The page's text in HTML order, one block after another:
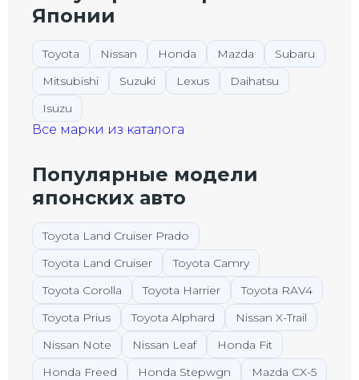
Японии
Toyota Nissan Honda Mazda
Subaru
Mitsubishi
Suzuki Lexus
Daihatsu
Isuzu
Все марки из каталога
Популярные модели
японских авто
Toyota Land Cruiser Prado
Toyota Land Cruiser
Toyota Camry
Toyota Corolla
Toyota Harrier
Toyota RAV4
Toyota Prius
Toyota Alphard
Nissan X-Trail
Nissan Note
Nissan Leaf
Honda Fit
Honda Freed
Honda Stepwgn
Mazda CX-5